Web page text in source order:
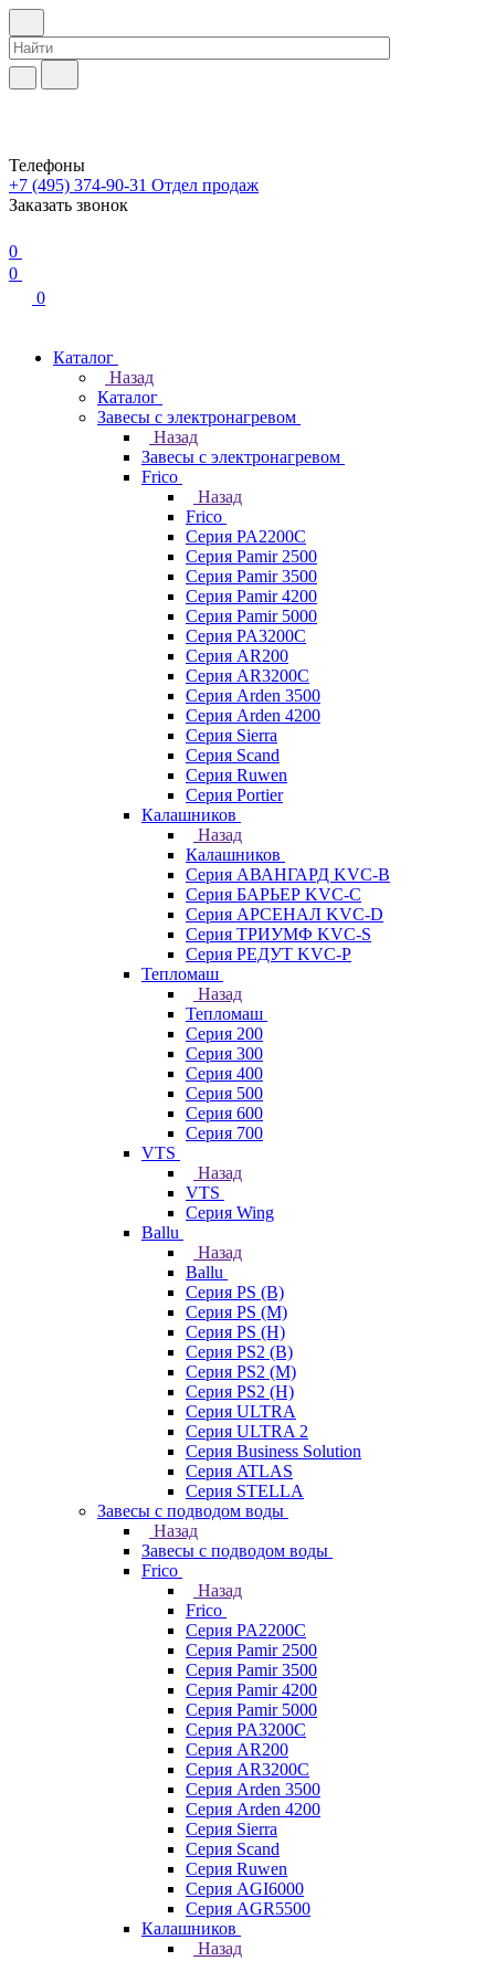
Телефоны
+7 (495) 374-90-31 Отдел продаж
Заказать звонок
0
0
0
Каталог
Назад
Каталог
Завесы с электронагревом
Назад
Завесы с электронагревом
Frico
Назад
Frico
Серия PA2200C
Серия Pamir 2500
Серия Pamir 3500
Серия Pamir 4200
Серия Pamir 5000
Серия PA3200C
Серия AR200
Серия AR3200C
Серия Arden 3500
Серия Arden 4200
Серия Sierra
Серия Scand
Серия Ruwen
Серия Portier
Калашников
Назад
Калашников
Серия АВАНГАРД KVC-B
Серия БАРЬЕР KVC-C
Серия АРСЕНАЛ KVC-D
Серия ТРИУМФ KVC-S
Серия РЕДУТ KVC-P
Тепломаш
Назад
Тепломаш
Серия 200
Серия 300
Серия 400
Серия 500
Серия 600
Серия 700
VTS
Назад
VTS
Серия Wing
Ballu
Назад
Ballu
Серия PS (B)
Серия PS (M)
Серия PS (H)
Серия PS2 (B)
Серия PS2 (M)
Серия PS2 (H)
Серия ULTRA
Серия ULTRA 2
Серия Business Solution
Серия ATLAS
Серия STELLA
Завесы с подводом воды
Назад
Завесы с подводом воды
Frico
Назад
Frico
Серия PA2200C
Серия Pamir 2500
Серия Pamir 3500
Серия Pamir 4200
Серия Pamir 5000
Серия PA3200C
Серия AR200
Серия AR3200C
Серия Arden 3500
Серия Arden 4200
Серия Sierra
Серия Scand
Серия Ruwen
Серия AGI6000
Серия AGR5500
Калашников
Назад